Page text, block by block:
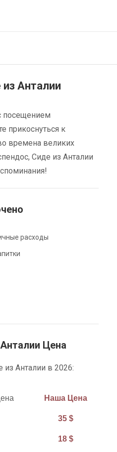
Анталии
посещением
прикоснуться к
времена великих
Сиде из Анталии
расходы
Цена
из Анталии в 2026:
Наша Цена
35 $
18 $